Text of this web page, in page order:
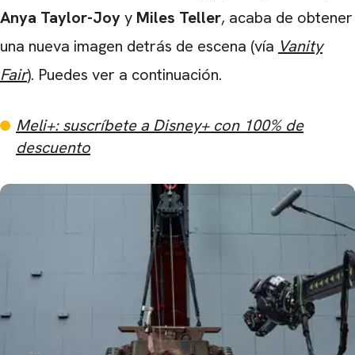
Anya Taylor-Joyy Miles Teller, acaba de obtener
una nueva imagen detrás de escena (vía Vanity
Fair). Puedes ver a continuación.
Meli+: suscríbete a Disney+ con 100% de
descuento